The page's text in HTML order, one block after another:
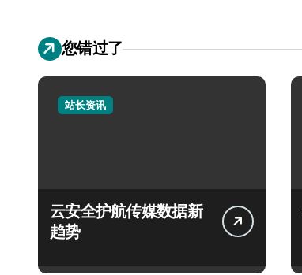
您错过了
站长资讯
云安全护航传媒数据新
趋势